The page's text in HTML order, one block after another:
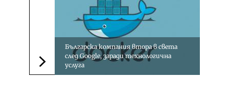
Следваща новина
Българска компания втора в света
след Google, заради технологична
услуга